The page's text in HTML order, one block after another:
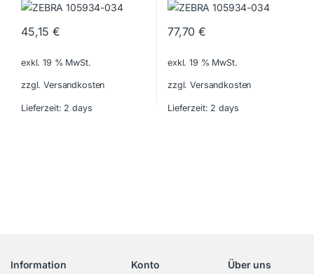
45,15€
exkl. 19 % MwSt.
zzgl. Versandkosten
Lieferzeit: 2 days
77,70€
exkl. 19 % MwSt.
zzgl. Versandkosten
Lieferzeit: 2 days
Information Konto Über uns